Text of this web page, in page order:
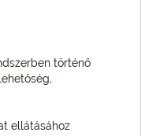
történő
ellátásához